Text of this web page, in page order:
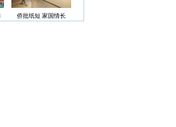
侨批纸短 家国情长